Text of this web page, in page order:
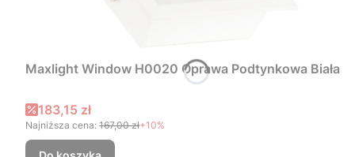
Maxlight Window H0020 Oprawa Podtynkowa Biała
Cena promocyjna
183,15 zł
Najniższa cena: 167,00 zł+10%